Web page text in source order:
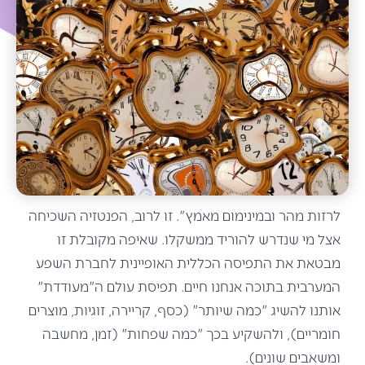
לרזות מהר ובמינימום מאמץ". זו לרוב, הפנטזיה השכיחה
אצל מי שנדרש להוריד ממשקלו. שאיפה מקובלת זו
מבטאת את התפיסה הכללית האופיינית לחברת השפע
המערבית בתוכה אנחנו חיים. תפיסת עולם ה"מעודדת"
אותנו להשיג "כמה שיותר" (כסף, קריירה, זוגיות, מוצרים
חומריים), ולהשקיע בכך "כמה שפחות" (זמן, מחשבה
ומשאבים שונים).